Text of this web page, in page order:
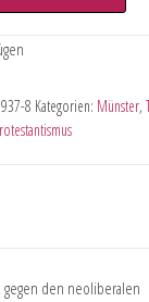
8 Kategorien: Münster,
gegen den neoliberalen